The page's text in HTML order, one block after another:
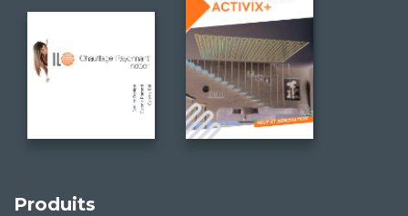
Produits